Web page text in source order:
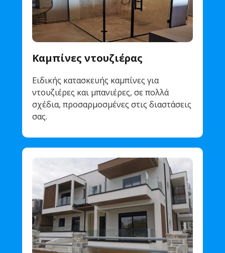
Καμπίνες ντουζιέρας
Ειδικής κατασκευής καμπίνες για
ντουζιέρες και μπανιέρες, σε πολλά
σχέδια, προσαρμοσμένες στις διαστάσεις
σας.